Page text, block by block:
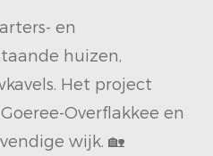
en
huizen,
Het project
Overflakkee en
wijk. 🏡